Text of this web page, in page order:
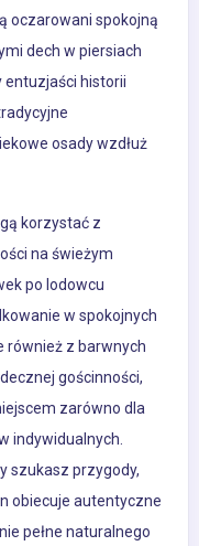
oczarowani spokojną
dech w piersiach
entuzjaści historii
osady wzdłuż
korzystać z
na świeżym
po lodowcu
w spokojnych
również z barwnych
gościnności,
zarówno dla
indywidualnych.
szukasz przygody,
obiecuje autentyczne
pełne naturalnego